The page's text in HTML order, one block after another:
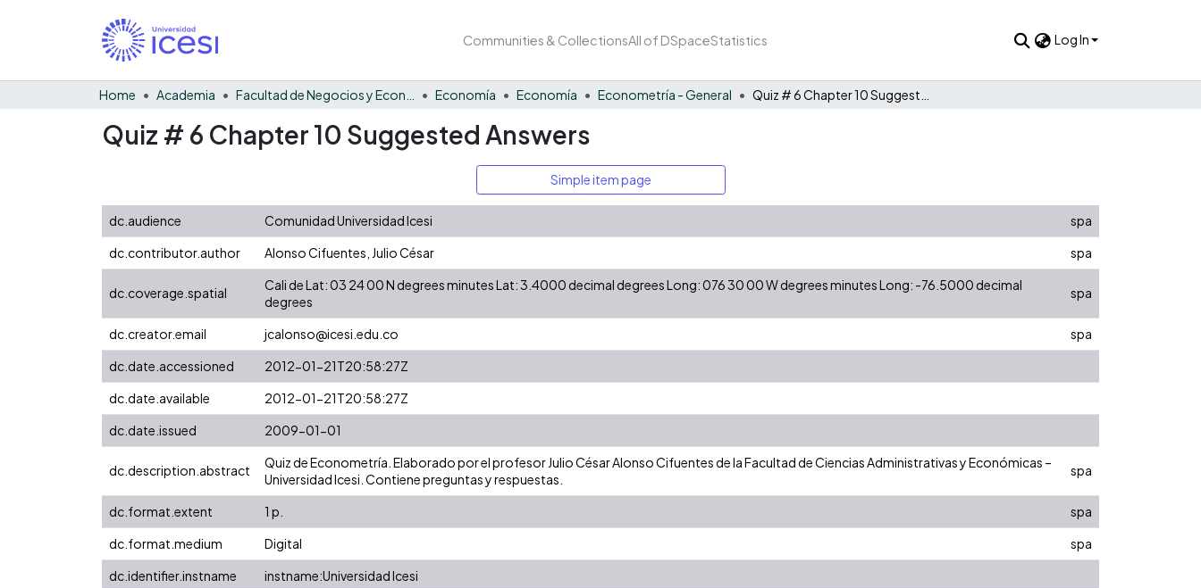
Communities & CollectionsAll of DSpaceStatistics Log In
Home Academia Economía Economía Econometría - General
Quiz # 6 Chapter 10 Suggested Answers
Simple item page
dc.audience Comunidad Universidad Icesi
spa
dc.contributor.author
Alonso Cifuentes, Julio César spa
dc.coverage.spatial
Cali de Lat: 03 24 00 N degrees minutes Lat: 3.4000 decimal degrees Long: 076 30 00 W degrees minutes Long: -76.5000 decimal
degrees
spa
dc.creator.email jcalonso@icesi.edu.co
spa
dc.date.accessioned
2012-01-21T20:58:27Z
dc.date.available
2012-01-21T20:58:27Z
dc.date.issued
2009-01-01
dc.description.abstract
Quiz de Econometría. Elaborado por el profesor Julio César Alonso Cifuentes de la Facultad de Ciencias Administrativas y Económicas –
Universidad Icesi. Contiene preguntas y respuestas.
spa
dc.format.extent 1 p.
spa
dc.format.medium
Digital
spa
dc.identifier.instname
instname:Universidad Icesi